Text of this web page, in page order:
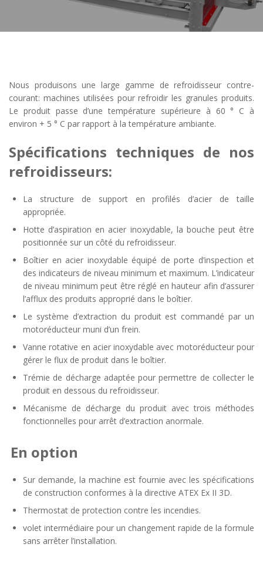
Nous produisons une large gamme de refroidisseur contre-
courant: machines utilisées pour refroidir les granules produits.
Le produit passe d’une température supérieure à 60 ° C à
environ + 5 ° C par rapport à la température ambiante.
Spécifications techniques de nos
refroidisseurs:
La structure de support en profilés d’acier de taille
appropriée.
Hotte d’aspiration en acier inoxydable, la bouche peut être
positionnée sur un côté du refroidisseur.
Boîtier en acier inoxydable équipé de porte d’inspection et
des indicateurs de niveau minimum et maximum. L’indicateur
de niveau minimum peut être réglé en hauteur afin d’assurer
l’afflux des produits approprié dans le boîtier.
Le système d’extraction du produit est commandé par un
motoréducteur muni d’un frein.
Vanne rotative en acier inoxydable avec motoréducteur pour
gérer le flux de produit dans le boîtier.
Trémie de décharge adaptée pour permettre de collecter le
produit en dessous du refroidisseur.
Mécanisme de décharge du produit avec trois méthodes
fonctionnelles pour arrêt d’extraction anormale.
En option
Sur demande, la machine est fournie avec les spécifications
de construction conformes à la directive ATEX Ex II 3D.
Thermostat de protection contre les incendies.
volet intermédiaire pour un changement rapide de la formule
sans arrêter l’installation.